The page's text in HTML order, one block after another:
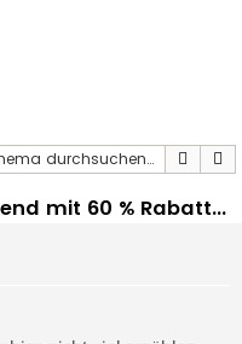
Suche
mit 60 % Rabatt...